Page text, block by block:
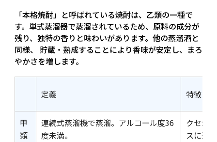
「本格焼酎」と呼ばれている焼酎は、乙類の一種で
す。単式蒸溜器で蒸溜されているため、原料の成分が
残り、独特の香りと味わいがあります。他の蒸溜酒と
同様、 貯蔵・熟成することにより香味が安定し、まろ
やかさを増します。
定義 特徴
甲
類
連続式蒸溜機で蒸溜。アルコール度36
度未満。
クセが
スに適